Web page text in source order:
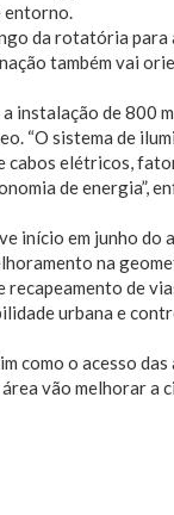
entorno.
da rotatória para
também vai
instalação de 800
“O sistema de
cabos elétricos,
de energia”,
início em junho do
na
recapeamento de
urbana e
como o acesso das
vão melhorar a